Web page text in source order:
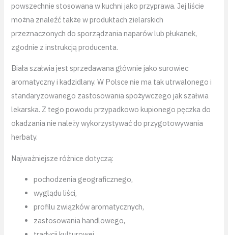
powszechnie stosowana w kuchni jako przyprawa. Jej liście
można znaleźć także w produktach zielarskich
przeznaczonych do sporządzania naparów lub płukanek,
zgodnie z instrukcją producenta.
Biała szałwia jest sprzedawana głównie jako surowiec
aromatyczny i kadzidlany. W Polsce nie ma tak utrwalonego i
standaryzowanego zastosowania spożywczego jak szałwia
lekarska. Z tego powodu przypadkowo kupionego pęczka do
okadzania nie należy wykorzystywać do przygotowywania
herbaty.
Najważniejsze różnice dotyczą:
pochodzenia geograficznego,
wyglądu liści,
profilu związków aromatycznych,
zastosowania handlowego,